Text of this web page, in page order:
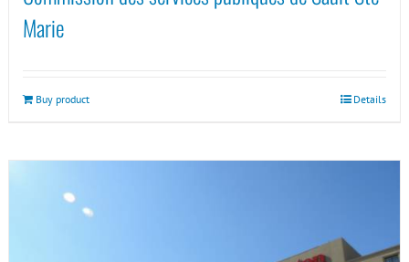
Marie
Buy product Details